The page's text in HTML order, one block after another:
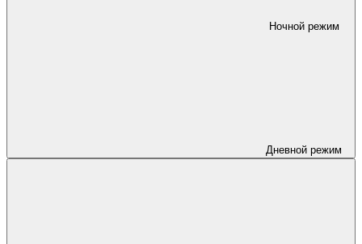
Ночной режим
Дневной режим